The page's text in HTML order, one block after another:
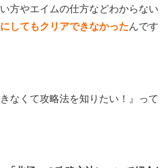
方やエイムの仕方などわからない
してもクリアできなかった んです
なくて攻略法を知りたい！』って